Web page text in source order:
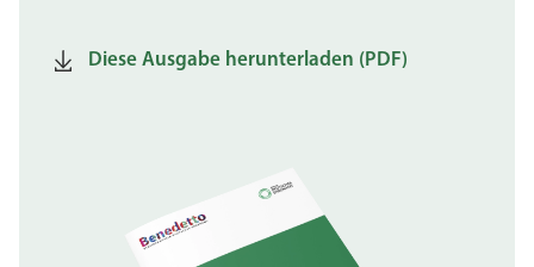
Diese Ausgabe herunterladen (PDF)